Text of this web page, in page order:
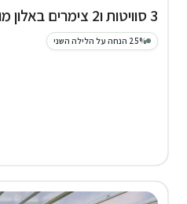
3 סוויטות ו2 צימרים באלון מורה
25% הנחה על הלילה השני